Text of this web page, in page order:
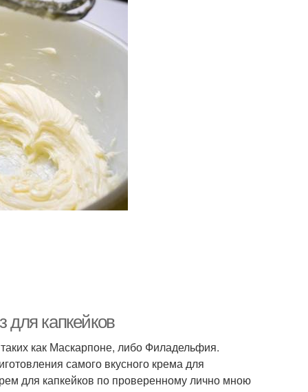
для капкейков
как Маскарпоне, либо Филадельфия.
самого вкусного крема для
для капкейков по проверенному лично мною